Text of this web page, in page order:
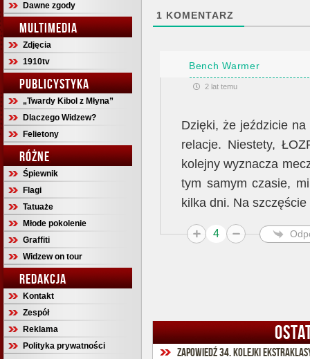
Dawne zgody
MULTIMEDIA
Zdjęcia
1910tv
PUBLICYSTYKA
„Twardy Kibol z Młyna”
Dlaczego Widzew?
Felietony
RÓŻNE
Śpiewnik
Flagi
Tatuaże
Młode pokolenie
Graffiti
Widzew on tour
REDAKCJA
Kontakt
Zespół
Reklama
Polityka prywatności
1 KOMENTARZ
Bench Warmer
2 lat temu
Dzięki, że jeździcie
relacje. Niestety,
kolejny wyznacza
tym samym czasie,
kilka dni. Na
4
Zapowiedź 34. kolejki